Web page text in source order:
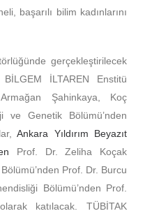
başarılı bilim kadınlarını
gerçekleştirilecek
İLTAREN Enstitü
Şahinkaya, Koç
ve Genetik Bölümü’nden
Ankara Yıldırım Beyazıt
Prof. Dr. Zeliha Koçak
Prof. Dr. Burcu
Bölümü’nden Prof.
katılacak. TÜBİTAK